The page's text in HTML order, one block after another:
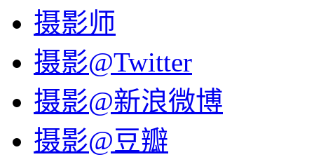
摄影师
摄影@Twitter
摄影@新浪微博
摄影@豆瓣